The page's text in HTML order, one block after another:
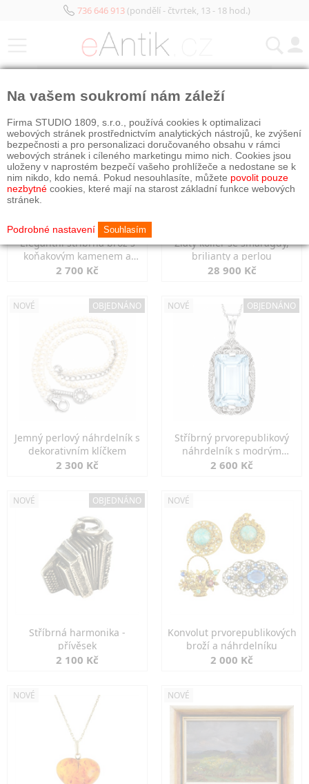
736 646 913(pondělí - čtvrtek, 13 - 18 hod.)
Elegantní stříbrná brož s
koňakovým kamenem a
markazity
2 700 Kč
Zlatý kolier se smaragdy,
brilianty a perlou
28 900 Kč
NOVÉ OBJEDNÁNO
Jemný perlový náhrdelník s
dekorativním klíčkem
2 300 Kč
NOVÉ OBJEDNÁNO
Stříbrný prvorepublikový
náhrdelník s modrým
spinelem
2 600 Kč
NOVÉ OBJEDNÁNO
Stříbrná harmonika -
přívěsek
2 100 Kč
NOVÉ
Konvolut prvorepublikových
broží a náhrdelníku
2 000 Kč
NOVÉ NOVÉ
Na vašem soukromí nám záleží
Firma STUDIO 1809, s.r.o., používá cookies k optimalizaci
webových stránek prostřednictvím analytických nástrojů, ke zvýšení
bezpečnosti a pro personalizaci doručovaného obsahu v rámci
webových stránek i cíleného marketingu mimo nich. Cookies jsou
uloženy v naprostém bezpečí vašeho prohlížeče a nedostane se k
nim nikdo, kdo nemá. Pokud nesouhlasíte, můžete povolit pouze
nezbytné cookies, které mají na starost základní funkce webových
stránek.
Podrobné nastavení Souhlasím